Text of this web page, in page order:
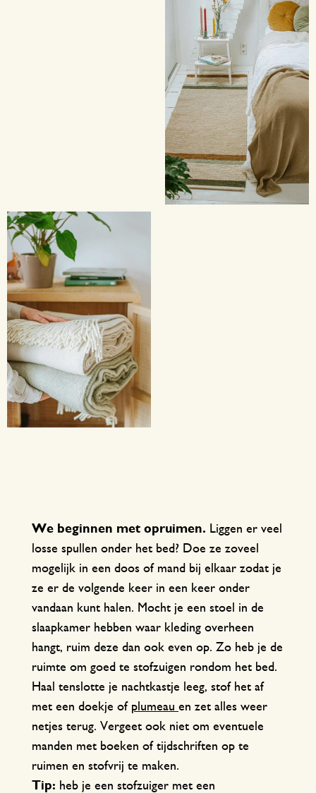
We beginnen met opruimen. Liggen er veel
losse spullen onder het bed? Doe ze zoveel
mogelijk in een doos of mand bij elkaar zodat je
ze er de volgende keer in een keer onder
vandaan kunt halen. Mocht je een stoel in de
slaapkamer hebben waar kleding overheen
hangt, ruim deze dan ook even op. Zo heb je de
ruimte om goed te stofzuigen rondom het bed.
Haal tenslotte je nachtkastje leeg, stof het af
met een doekje of plumeau en zet alles weer
netjes terug. Vergeet ook niet om eventuele
manden met boeken of tijdschriften op te
ruimen en stofvrij te maken.
Tip: heb je een stofzuiger met een